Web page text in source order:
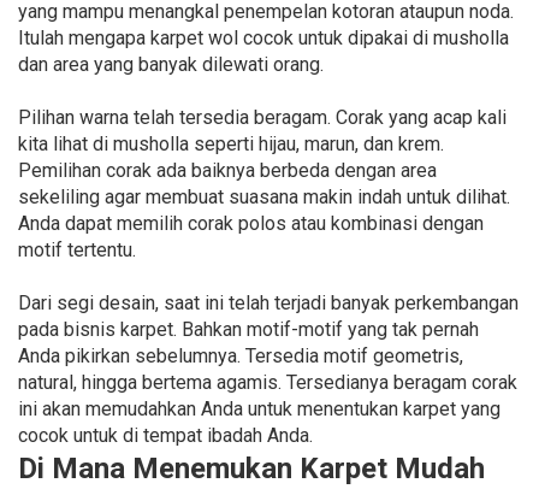
yang mampu menangkal penempelan kotoran ataupun noda.
Itulah mengapa karpet wol cocok untuk dipakai di musholla
dan area yang banyak dilewati orang.
Pilihan warna telah tersedia beragam. Corak yang acap kali
kita lihat di musholla seperti hijau, marun, dan krem.
Pemilihan corak ada baiknya berbeda dengan area
sekeliling agar membuat suasana makin indah untuk dilihat.
Anda dapat memilih corak polos atau kombinasi dengan
motif tertentu.
Dari segi desain, saat ini telah terjadi banyak perkembangan
pada bisnis karpet. Bahkan motif-motif yang tak pernah
Anda pikirkan sebelumnya. Tersedia motif geometris,
natural, hingga bertema agamis. Tersedianya beragam corak
ini akan memudahkan Anda untuk menentukan karpet yang
cocok untuk di tempat ibadah Anda.
Di Mana Menemukan Karpet Mudah